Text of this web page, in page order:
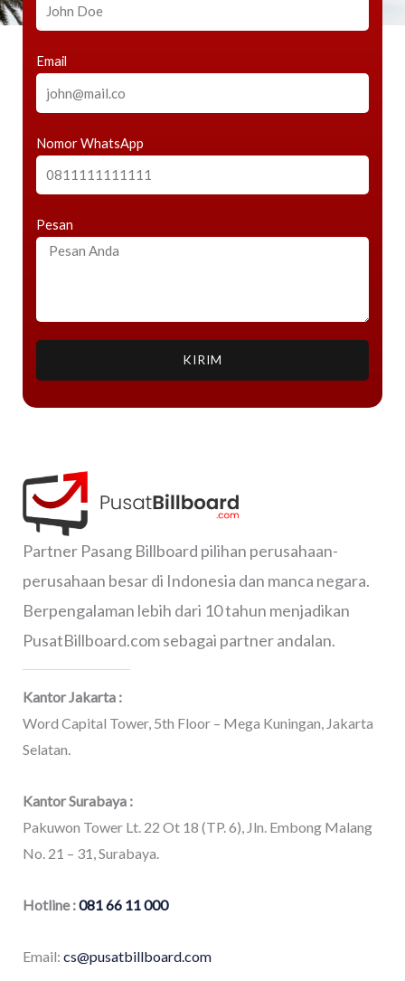
Email
Nomor WhatsApp
Pesan
KIRIM
Partner Pasang Billboard pilihan perusahaan-
perusahaan besar di Indonesia dan manca negara.
Berpengalaman lebih dari 10 tahun menjadikan
PusatBillboard.com sebagai partner andalan.
Kantor Jakarta :
Word Capital Tower, 5th Floor – Mega Kuningan, Jakarta
Selatan.
Kantor Surabaya :
Pakuwon Tower Lt. 22 Ot 18 (TP. 6), Jln. Embong Malang
No. 21 – 31, Surabaya.
Hotline :081 66 11 000
Email: cs@pusatbillboard.com